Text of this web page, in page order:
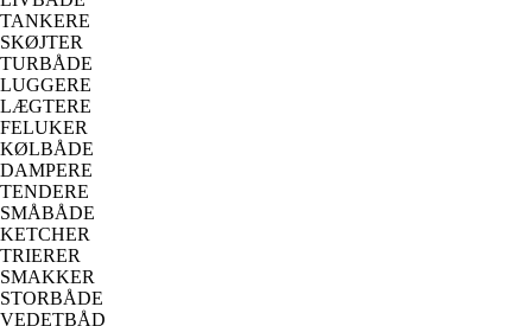
TANKERE
SKØJTER
TURBÅDE
LUGGERE
LÆGTERE
FELUKER
KØLBÅDE
DAMPERE
TENDERE
SMÅBÅDE
KETCHER
TRIERER
SMAKKER
STORBÅDE
VEDETBÅD